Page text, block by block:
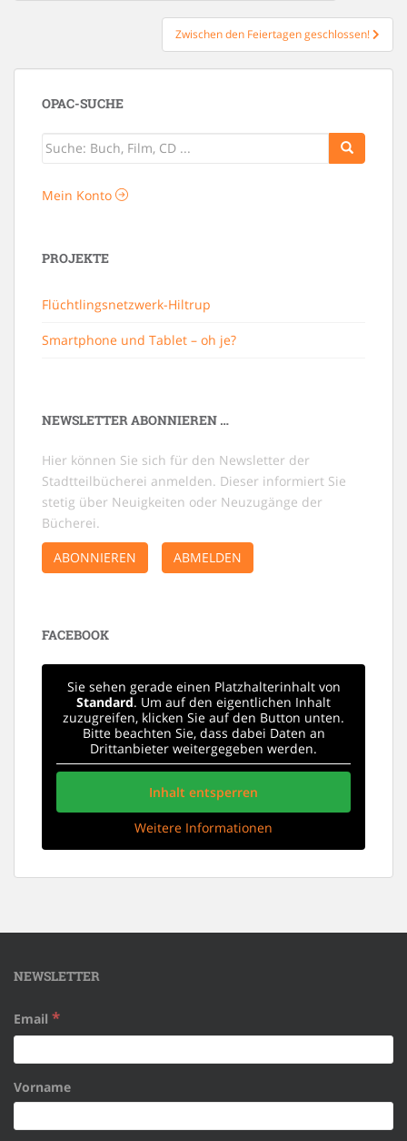
Zwischen den Feiertagen geschlossen!
OPAC-SUCHE
Mein Konto
PROJEKTE
Flüchtlingsnetzwerk-Hiltrup
Smartphone und Tablet – oh je?
NEWSLETTER ABONNIEREN …
Hier können Sie sich für den Newsletter der
Stadtteilbücherei anmelden. Dieser informiert Sie
stetig über Neuigkeiten oder Neuzugänge der
Bücherei.
ABONNIEREN
ABMELDEN
FACEBOOK
Sie sehen gerade einen Platzhalterinhalt von
Standard. Um auf den eigentlichen Inhalt
zuzugreifen, klicken Sie auf den Button unten.
Bitte beachten Sie, dass dabei Daten an
Drittanbieter weitergegeben werden.
Inhalt entsperren
Weitere Informationen
NEWSLETTER
Email *
Vorname